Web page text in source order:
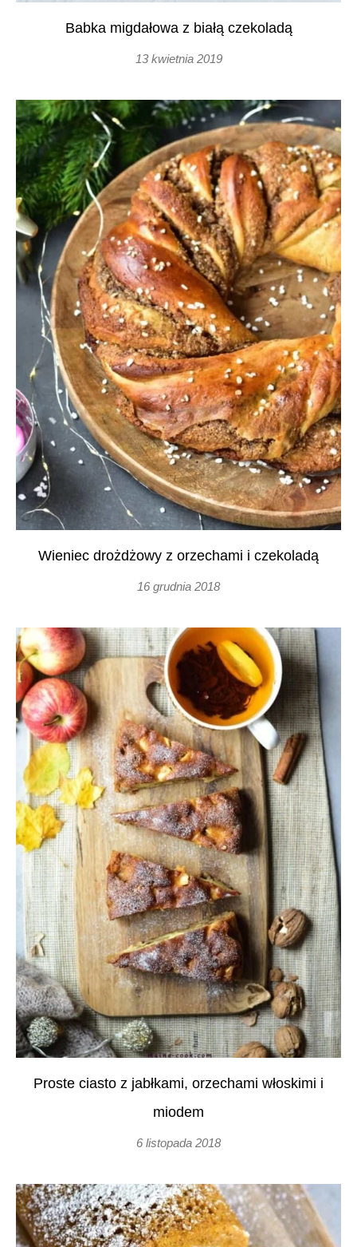
Babka migdałowa z białą czekoladą
13 kwietnia 2019
Wieniec drożdżowy z orzechami i czekoladą
16 grudnia 2018
Proste ciasto z jabłkami, orzechami włoskimi i
miodem
6 listopada 2018